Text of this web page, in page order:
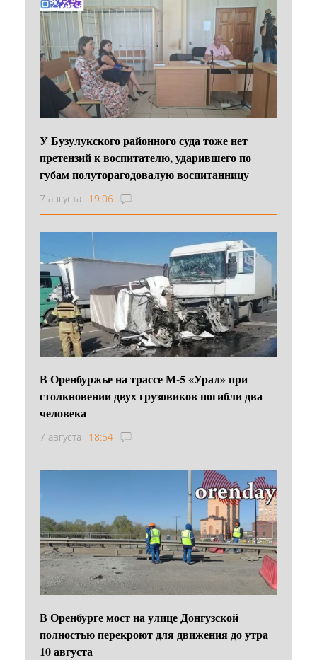
У Бузулукского районного суда тоже нет
претензий к воспитателю, ударившего по
губам полуторагодовалую воспитанницу
7 августа 19:06
В Оренбуржье на трассе М-5 «Урал» при
столкновении двух грузовиков погибли два
человека
7 августа 18:54
В Оренбурге мост на улице Донгузской
полностью перекроют для движения до утра
10 августа